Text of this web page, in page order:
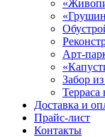
Арт-
Забор
Терраса
Доставка и
Прайс-лист
Контакты